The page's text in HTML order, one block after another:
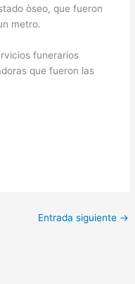
òseo, que fueron
metro.
funerarios
que fueron las
Entrada siguiente →